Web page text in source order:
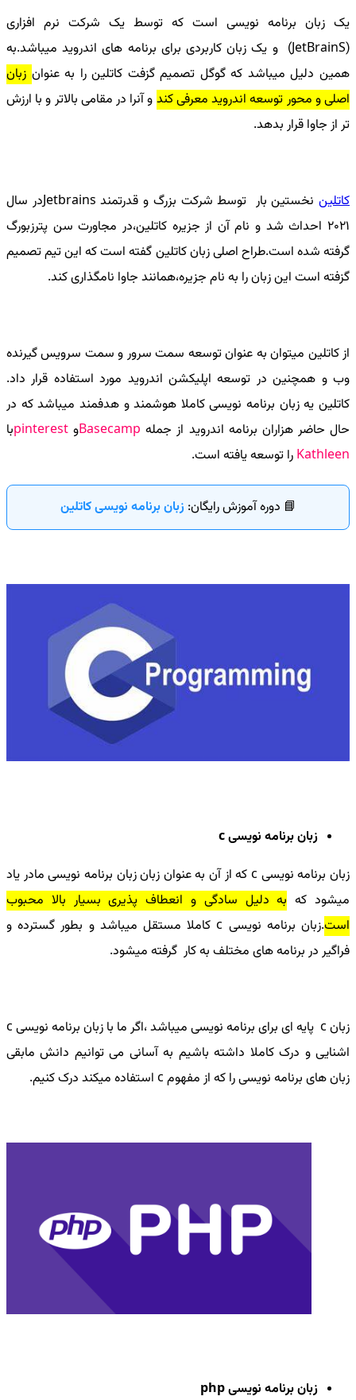
یک زبان برنامه نویسی است که توسط یک شرکت نرم افزاری
(JetBrainS) و یک زبان کاربردی برای برنامه های اندروید میباشد.به
همین دلیل میباشد که گوگل تصمیم گزفت کاتلین را به عنوان زبان
اصلی و محور توسعه اندروید معرفی کند و آنرا در مقامی بالاتر و با ارزش
تر از جاوا قرار بدهد.
کاتلیننخستین بار توسط شرکت بزرگ و قدرتمند Jetbrainsدر سال
۲۰۲۱ احداث شد و نام آن از جزیره کاتلین،در مجاورت سن پترزبورگ
گرفته شده است.طراح اصلی زبان کاتلین گفته است که این تیم تصمیم
گزفته است این زبان را به نام جزیره،همانند جاوا نامگذاری کند.
از کاتلین میتوان به عنوان توسعه سمت سرور و سمت سرویس گیرنده
وب و همچنین در توسعه اپلیکشن اندروید مورد استفاده قرار داد.
کاتلین یه زبان برنامه نویسی کاملا هوشمند و هدفمند میباشد که در
حال حاضر هزاران برنامه اندروید از جمله Basecampو pinterestبا
Kathleen را توسعه یافته است.
📘 دوره آموزش رایگان:زبان برنامه نویسی کاتلین
زبان برنامه نویسیc
زبان برنامه نویسی cکه از آن به عنوان زبان زبان برنامه نویسی مادر یاد
میشود که به دلیل سادگی و انعطاف پذیری بسیار بالا محبوب
است.زبان برنامه نویسی cکاملا مستقل میباشد و بطور گسترده و
فراگیر در برنامه های مختلف به کار گرفته میشود.
زبان c پایه ای برای برنامه نویسی میباشد ،اگر ما با زبان برنامه نویسی c
اشنایی و درک کاملا داشته باشیم به آسانی می توانیم دانش مابقی
زبان های برنامه نویسی را که از مفهوم c استفاده میکند درک کنیم.
زبان برنامه نویسیphp